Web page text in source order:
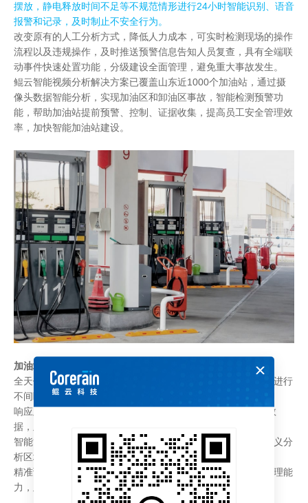
摆放，静电释放时间不足等不规范情形进行24小时智能识别、语音
报警和记录，及时制止不安全行为。
改变原有的人工分析方式，降低人力成本，可实时检测现场的操作
流程以及违规操作，及时推送预警信息告知人员复查，具有全端联
动事件快速处置功能，分级建设全面管理，避免重大事故发生。
鲲云智能视频分析解决方案已覆盖山东近1000个加油站，通过摄
像头数据智能分析，实现加油区和卸油区事故，智能检测预警功
能，帮助加油站提前预警、控制、证据收集，提高员工安全管理效
率，加快智能加油站建设。
加油站AI视频分析系统优势
全天候分析：兼容市面上主流的分析设备和系统，对分析画面进行
不间断分析处理，实现全天候自动化视频分析；
响应及时： 非结构化数据利用率高，能够快速处理海量前端数
据，及时做出判断和预警，避免漏报；
智能管理：支持分析视频进行实时分析，支持自动报警、自定义分
析区域、异常事件视频自动存储等；
精准预警：基于人工智能高精度检测算法，利用强大的图像处理能
力，及时准确的发现多种异常问题，及时预警。